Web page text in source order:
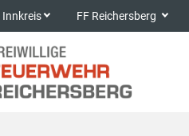
Innkreis FF Reichersberg